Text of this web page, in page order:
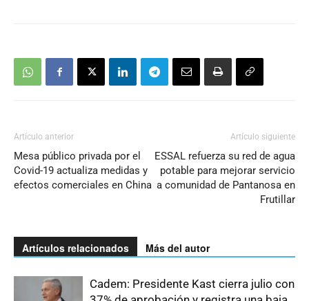
Artículo anterior
Mesa público privada por el
Covid-19 actualiza medidas y
efectos comerciales en China
Artículo siguiente
ESSAL refuerza su red de agua
potable para mejorar servicio
a comunidad de Pantanosa en
Frutillar
Artículos relacionados Más del autor
Cadem: Presidente Kast cierra julio con